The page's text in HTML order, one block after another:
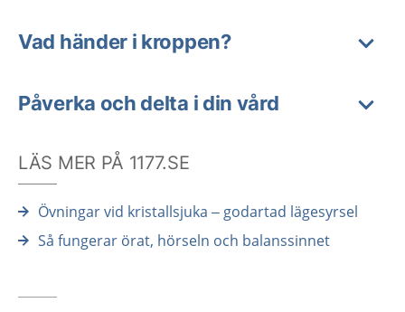
Vad händer i kroppen?
Påverka och delta i din vård
LÄS MER PÅ 1177.SE
Övningar vid kristallsjuka – godartad lägesyrsel
Så fungerar örat, hörseln och balanssinnet